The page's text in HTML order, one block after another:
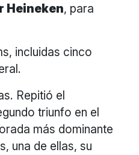
Heineken, para
incluidas cinco
Repitió el
triunfo en el
más dominante
una de ellas, su